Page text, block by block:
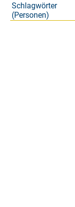
Schlagwörter
(Personen)